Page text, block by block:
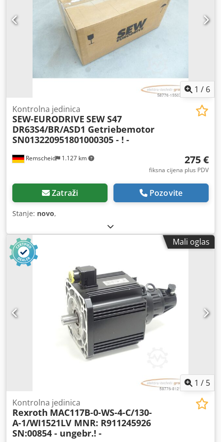
1 / 6
Remscheid 1.127 km
Kontrolna jedinica
SEW-EURODRIVE SEW S47
DR63S4/BR/ASD1 Getriebemotor
SN013220951801000305 - ! -
275 €
fiksna cijena plus PDV
Zatraži Pozovite
Stanje: novo,
Mali oglas
1 / 5
Kontrolna jedinica
Rexroth MAC117B-0-WS-4-C/130-
A-1/WI1521LV MNR: R911245926
SN:00854 - ungebr.! -